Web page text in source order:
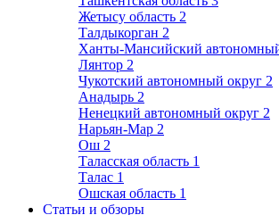
Жетысу область 2
Талдыкорган 2
Ханты-Мансийский
Лянтор 2
Чукотский автономный округ 2
Анадырь 2
Ненецкий автономный округ 2
Нарьян-Мар 2
Ош 2
Таласская область 1
Талас 1
Ошская область 1
Статьи и обзоры